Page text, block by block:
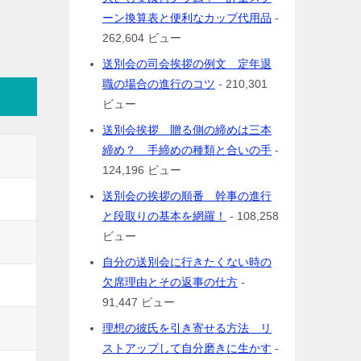
ーン換算表と便利なカップ代用品 -
262,604 ビュー
送別会の司会挨拶の例文 定年退
職の場合の進行のコツ - 210,301
ビュー
送別会挨拶 贈る側の締めは三本
締め？ 手締めの種類と合いの手 -
124,196 ビュー
送別会の挨拶の順番 幹事の進行
と段取りの基本を網羅！
- 108,258
ビュー
自分の送別会に行きたくない時の
欠席理由とその返事の仕方 -
91,447 ビュー
理想の彼氏を引き寄せる方法 リ
ストアップして自分磨きに生かす -